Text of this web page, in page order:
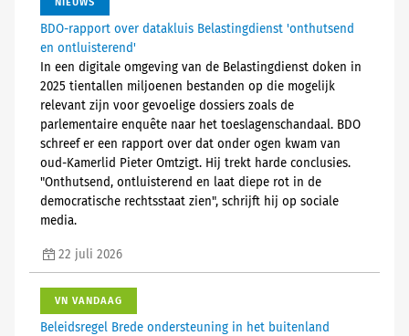
BDO-rapport over datakluis Belastingdienst 'onthutsend
en ontluisterend'
In een digitale omgeving van de Belastingdienst doken in
2025 tientallen miljoenen bestanden op die mogelijk
relevant zijn voor gevoelige dossiers zoals de
parlementaire enquête naar het toeslagenschandaal. BDO
schreef er een rapport over dat onder ogen kwam van
oud-Kamerlid Pieter Omtzigt. Hij trekt harde conclusies.
"Onthutsend, ontluisterend en laat diepe rot in de
democratische rechtsstaat zien", schrijft hij op sociale
media.
22 juli 2026
VN VANDAAG
Beleidsregel Brede ondersteuning in het buitenland